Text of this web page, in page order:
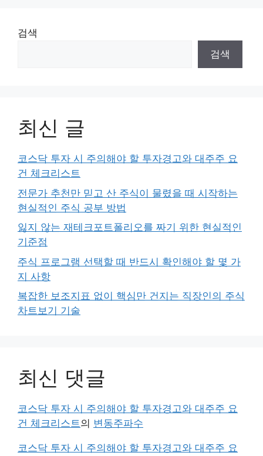
검색
검색
최신 글
코스닥 투자 시 주의해야 할 투자경고와 대주주 요
건 체크리스트
전문가 추천만 믿고 산 주식이 물렸을 때 시작하는
현실적인 주식 공부 방법
잃지 않는 재테크포트폴리오를 짜기 위한 현실적인
기준점
주식 프로그램 선택할 때 반드시 확인해야 할 몇 가
지 사항
복잡한 보조지표 없이 핵심만 건지는 직장인의 주식
차트보기 기술
최신 댓글
코스닥 투자 시 주의해야 할 투자경고와 대주주 요
건 체크리스트의 변동주파수
코스닥 투자 시 주의해야 할 투자경고와 대주주 요